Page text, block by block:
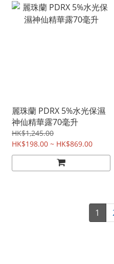
麗珠蘭 PDRX 5%水光保濕
神仙精華露70毫升
HK$1,245.00
HK$198.00 ~ HK$869.00
1